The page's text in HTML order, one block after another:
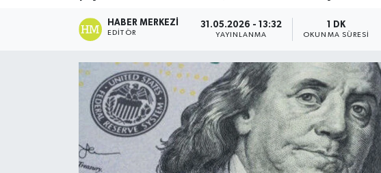
HABER MERKEZI
EDITÖR
31.05.2026 - 13:32
YAYINLANMA
1 DK
OKUNMA SÜRESI
EKONOMİ